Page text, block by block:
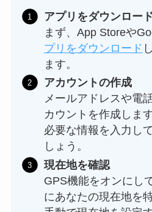
アプリをダウンロー
まず、App Storeや
プリをダウンロード
ます。
アカウントの作成
メールアドレスや電
カウントを作成します
必要な情報を入力し
しょう。
現在地を確認
GPS機能をオンにし
にあなたの現在地を